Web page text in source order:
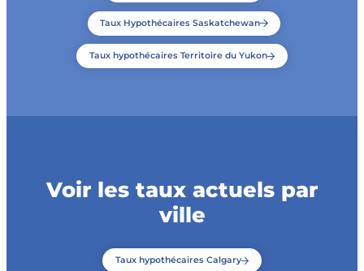
Taux Hypothécaires Saskatchewan
Taux hypothécaires Territoire du Yukon
Voir les taux actuels par
ville
Taux hypothécaires Calgary